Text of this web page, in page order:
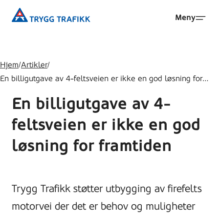
Trygg
Meny
Hjem/Artikler/
En billigutgave av 4-feltsveien er ikke en god løsning for…
En billigutgave av 4-
feltsveien er ikke en god
løsning for framtiden
Trygg Trafikk støtter utbygging av firefelts
motorvei der det er behov og muligheter